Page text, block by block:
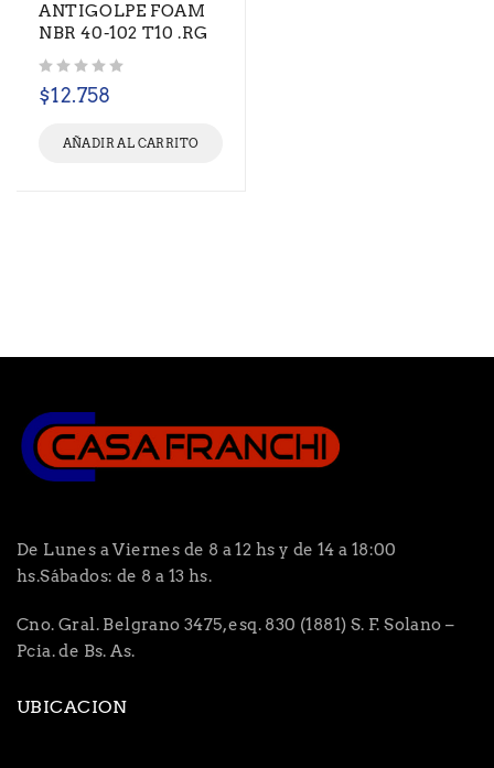
ANTIGOLPE FOAM
NBR 40-102 T10 .RG
$12.758
AÑADIR AL CARRITO
De Lunes a Viernes de 8 a 12 hs y de 14 a 18:00
hs.Sábados: de 8 a 13 hs.
Cno. Gral. Belgrano 3475, esq. 830 (1881) S. F. Solano –
Pcia. de Bs. As.
UBICACION